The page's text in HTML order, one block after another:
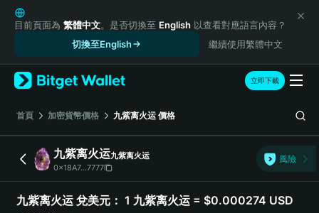
English
日本語
Русский
Español (Latinoamérica)
Türkçe
Italiano
Deutsch
简体中文
繁體中文
Português (Portugal)
目前頁面為 繁體中文。是否切換至 English 以查看對應語言內容？
切換至English
繼續使用繁體中文
立即下載
首頁 加密貨幣價格 九紫离火运 價格
九紫离火运九紫离火运
0x18A7...7777
風險
九紫离火运 兌美元： 1 九紫离火运 = $0.000274 USD